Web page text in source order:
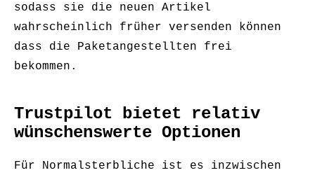
sodass sie die neuen Artikel
wahrscheinlich früher versenden können
dass die Paketangestellten frei
bekommen.
Trustpilot bietet relativ
wünschenswerte Optionen
Für Normalsterbliche ist es inzwischen